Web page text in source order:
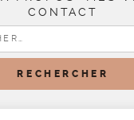
CONTACT